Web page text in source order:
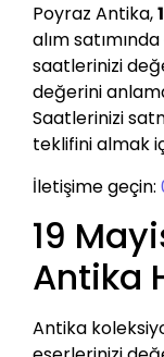
Poyraz Antika,
alım
saatlerinizi
değerini
Saatlerinizi
teklifini almak
İletişime geçin:
19
Antika
Antika